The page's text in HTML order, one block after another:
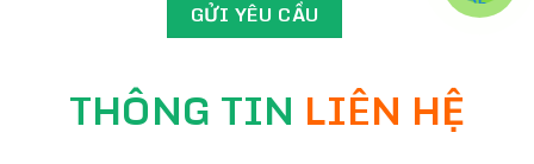
THÔNG TIN LIÊN HỆ